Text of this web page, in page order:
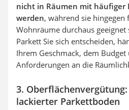
nicht in Räumen mit häufiger
werden, während sie
Wohnräume durchaus geeignet
Parkett Sie sich entscheiden,
Ihrem Geschmack, dem Budget
Anforderungen an die
3.
lackierter Parkettboden